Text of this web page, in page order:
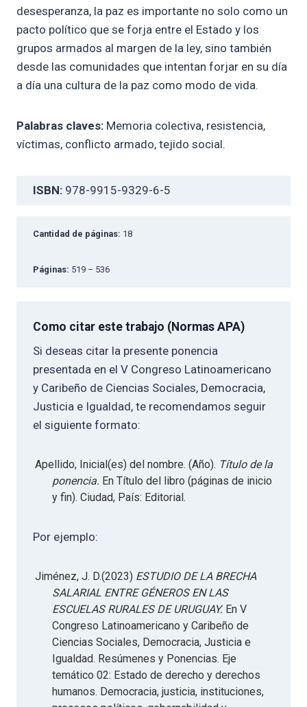
desesperanza, la paz es importante no solo como un
pacto político que se forja entre el Estado y los
grupos armados al margen de la ley, sino también
desde las comunidades que intentan forjar en su día
a día una cultura de la paz como modo de vida.
Palabras claves: Memoria colectiva, resistencia,
víctimas, conflicto armado, tejido social.
ISBN: 978-9915-9329-6-5
Cantidad de páginas: 18
Páginas: 519 – 536
Como citar este trabajo (Normas APA)
Si deseas citar la presente ponencia
presentada en el V Congreso Latinoamericano
y Caribeño de Ciencias Sociales, Democracia,
Justicia e Igualdad, te recomendamos seguir
el siguiente formato:
Apellido, Inicial(es) del nombre. (Año). Título de la
ponencia. En Título del libro (páginas de inicio
y fin). Ciudad, País: Editorial.
Por ejemplo:
Jiménez, J. D.(2023) ESTUDIO DE LA BRECHA
SALARIAL ENTRE GÉNEROS EN LAS
ESCUELAS RURALES DE URUGUAY. En V
Congreso Latinoamericano y Caribeño de
Ciencias Sociales, Democracia, Justicia e
Igualdad. Resúmenes y Ponencias. Eje
temático 02: Estado de derecho y derechos
humanos. Democracia, justicia, instituciones,